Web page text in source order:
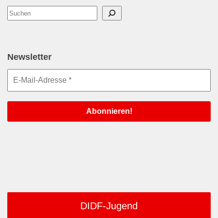
Suchen
Newsletter
DIDF-Jugend